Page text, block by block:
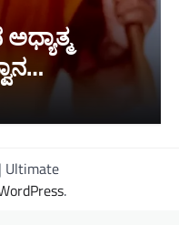
Ultimate
.